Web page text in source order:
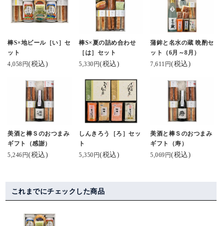
棒S×地ビール［い］セ
ット
4,058円(税込)
棒S×夏の詰め合わせ
［は］セット
5,330円(税込)
蒲鉾と名水の蔵 晩酌セ
ット（6月～8月）
7,611円(税込)
美酒と棒Ｓのおつまみ
ギフト（感謝）
5,246円(税込)
しんきろう［ろ］セッ
ト
5,350円(税込)
美酒と棒Ｓのおつまみ
ギフト（寿）
5,069円(税込)
これまでにチェックした商品